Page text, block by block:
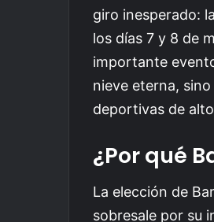
giro inesperado:
los días 7 y 8 de
importante
nieve eterna,
deportivas de
¿Por qué
La elección de
sobresale por su